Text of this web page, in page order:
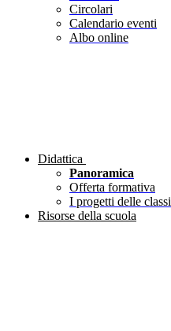
Circolari
Calendario eventi
Albo online
Didattica
Panoramica
Offerta formativa
I progetti delle classi
Risorse della scuola